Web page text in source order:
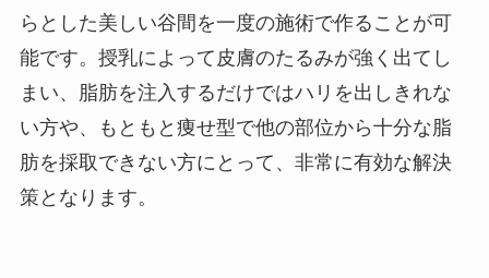
らとした美しい谷間を一度の施術で作ることが可
能です。授乳によって皮膚のたるみが強く出てし
まい、脂肪を注入するだけではハリを出しきれな
い方や、もともと痩せ型で他の部位から十分な脂
肪を採取できない方にとって、非常に有効な解決
策となります。